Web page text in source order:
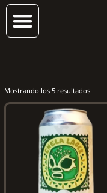
Mostrando los 5 resultados